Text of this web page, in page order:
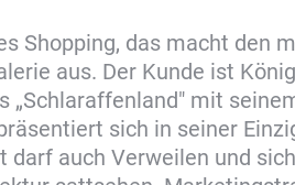
Shopping, das macht den
aus. Der Kunde ist
„Schlaraffenland" mit
sich in seiner
darf auch Verweilen und